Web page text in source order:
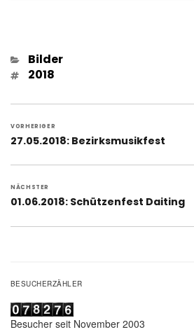
Kategorien
Bilder
Schlagwörter
2018
VORHERIGER
Vorheriger
27.05.2018: Bezirksmusikfest
NÄCHSTER
Nächster
01.06.2018: Schützenfest Daiting
BESUCHERZÄHLER
Besucher seit November 2003